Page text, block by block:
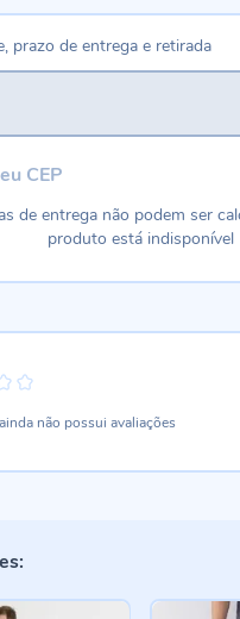
não possui avaliações
prazo de entrega e retirada
CEP
de entrega não podem ser
produto está indisponível